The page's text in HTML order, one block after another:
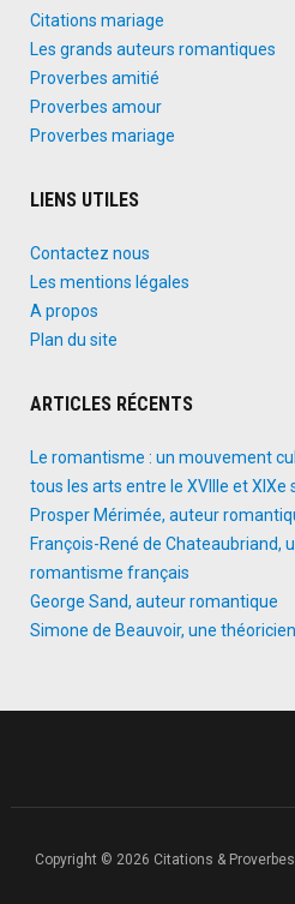
Citations mariage
Les grands auteurs romantiques
Proverbes amitié
Proverbes amour
Proverbes mariage
LIENS UTILES
Contactez nous
Les mentions légales
A propos
Plan du site
ARTICLES RÉCENTS
Le romantisme : un mouvement
tous les arts entre le XVIIIe et XIXe
Prosper Mérimée, auteur
François-René de Chateaubriand,
romantisme français
George Sand, auteur romantique
Simone de Beauvoir, une
Copyright © 2026 Citations &